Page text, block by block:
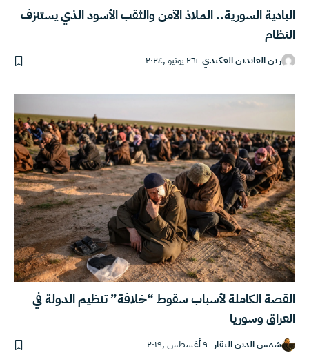
البادية السورية.. الملاذ الآمن والثقب الأسود الذي يستنزف
النظام
زين العابدين العكيدي ٢٦ يونيو ,٢٠٢٤
القصة الكاملة لأسباب سقوط “خلافة” تنظيم الدولة في
العراق وسوريا
شمس الدين النقاز ٩ أغسطس ,٢٠١٩